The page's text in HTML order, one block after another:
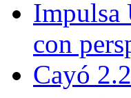
Impulsa
con
Cayó